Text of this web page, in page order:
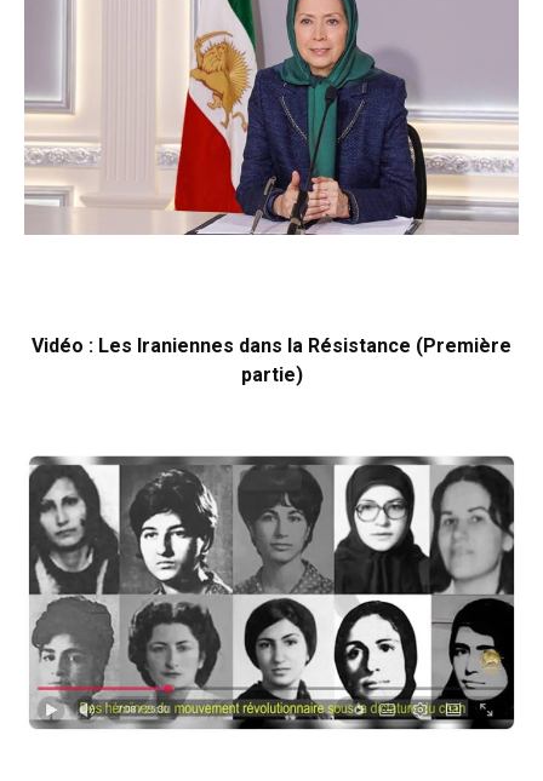
Vidéo : Les Iraniennes dans la Résistance (Première
partie)